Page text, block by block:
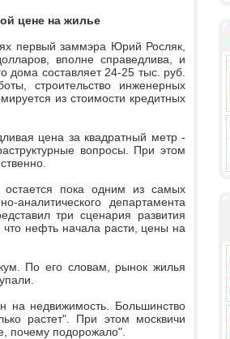
цене на жилье
первый заммэра Юрий Росляк,
вполне справедлива, и
дома составляет 24-25 тыс. руб.
строительство инженерных
из стоимости кредитных
цена за квадратный метр -
вопросы. При этом
остается пока одним из самых
аналитического департамента
три сценария развития
нефть начала расти, цены на
По его словам, рынок жилья
на недвижимость. Большинство
растет". При этом москвичи
почему подорожало".